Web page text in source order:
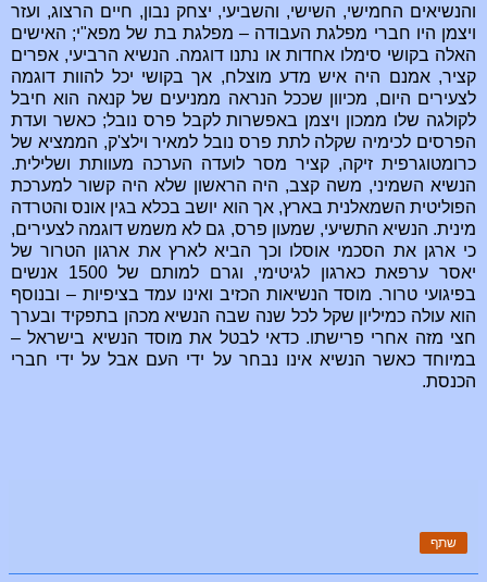
והנשיאים החמישי, השישי, והשביעי, יצחק נבון, חיים הרצוג, ועזר
ויצמן היו חברי מפלגת העבודה – מפלגת בת של מפא"י; האישים
האלה בקושי סימלו אחדות או נתנו דוגמה. הנשיא הרביעי, אפרים
קציר, אמנם היה איש מדע מוצלח, אך בקושי יכל להוות דוגמה
לצעירים היום, מכיוון שככל הנראה ממניעים של קנאה הוא חיבל
לקולגה שלו ממכון ויצמן באפשרות לקבל פרס נובל; כאשר ועדת
הפרסים לכימיה שקלה לתת פרס נובל למאיר וילצ'ק, הממציא של
כרומטוגרפית זיקה, קציר מסר לועדה הערכה מעוותת ושלילית.
הנשיא השמיני, משה קצב, היה הראשון שלא היה קשור למערכת
הפוליטית השמאלנית בארץ, אך הוא יושב בכלא בגין אונס והטרדה
מינית. הנשיא התשיעי, שמעון פרס, גם לא משמש דוגמה לצעירים,
כי ארגן את הסכמי אוסלו וכך הביא לארץ את ארגון הטרור של
יאסר ערפאת כארגון לגיטימי, וגרם למותם של 1500 אנשים
בפיגועי טרור. מוסד הנשיאות הכזיב ואינו עמד בציפיות – ובנוסף
הוא עולה כמיליון שקל לכל שנה שבה הנשיא מכהן בתפקיד ובערך
חצי מזה אחרי פרישתו. כדאי לבטל את מוסד הנשיא בישראל –
במיוחד כאשר הנשיא אינו נבחר על ידי העם אבל על ידי חברי
הכנסת.
שתף